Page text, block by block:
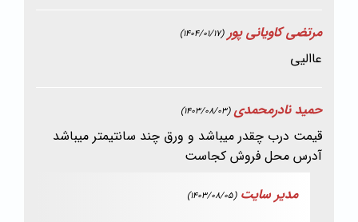
مرتضی کاویانی پور (1404/01/17)
عاالیی
حمید نادرمحمدی (1403/08/03)
قیمت درب چقدر میباشد و ورق چند سانتیمتر میباشد
آدرس محل فروش کجاست
مدیر سایت (1403/08/05)